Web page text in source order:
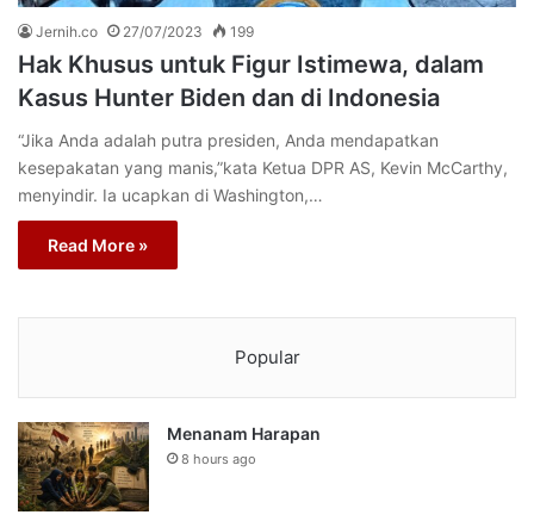
Jernih.co 27/07/2023 199
Hak Khusus untuk Figur Istimewa, dalam
Kasus Hunter Biden dan di Indonesia
“Jika Anda adalah putra presiden, Anda mendapatkan
kesepakatan yang manis,”kata Ketua DPR AS, Kevin McCarthy,
menyindir. Ia ucapkan di Washington,…
Read More »
Popular
Menanam Harapan
8 hours ago